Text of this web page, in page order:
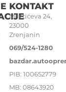
KONTAKT
Miletićeva 24,
23000
Zrenjanin
069/524-1280
PIB: 100652779
MB: 08643920